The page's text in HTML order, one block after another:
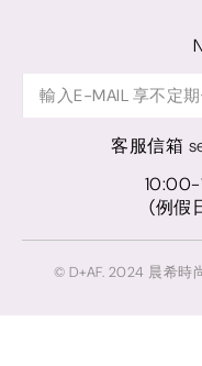
客服信箱
10:00-
(例假
© D+AF. 2024 晨希時